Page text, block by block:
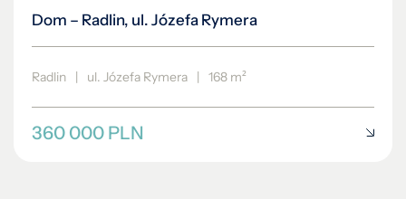
Dom – Radlin, ul. Józefa Rymera
Radlin | ul. Józefa Rymera | 168 m²
360 000 PLN